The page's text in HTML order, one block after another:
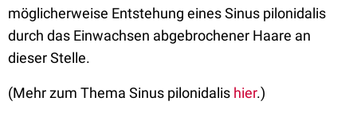
möglicherweise Entstehung eines Sinus pilonidalis
durch das Einwachsen abgebrochener Haare an
dieser Stelle.
(Mehr zum Thema Sinus pilonidalis hier.)